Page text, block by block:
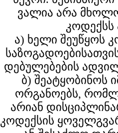
ვალია არა
კოდექსს
ა) ხელი შეუწყოს
დებულებების
ბ) შეატყობინოს
ორგანოებს,
არიან
კოდექსის